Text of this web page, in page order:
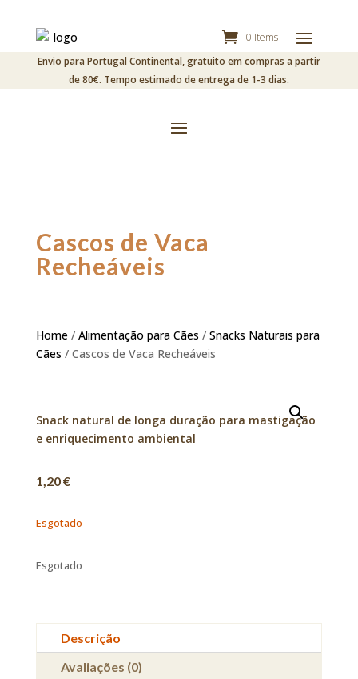
0 Items
Envio para Portugal Continental, gratuito em compras a partir
de 80€. Tempo estimado de entrega de 1-3 dias.
Cascos de Vaca
Recheáveis
Home/ Alimentação para Cães / Snacks Naturais para
Cães / Cascos de Vaca Recheáveis
Snack natural de longa duração para mastigação
e enriquecimento ambiental
1,20€
Esgotado
Esgotado
Descrição
Avaliações (0)